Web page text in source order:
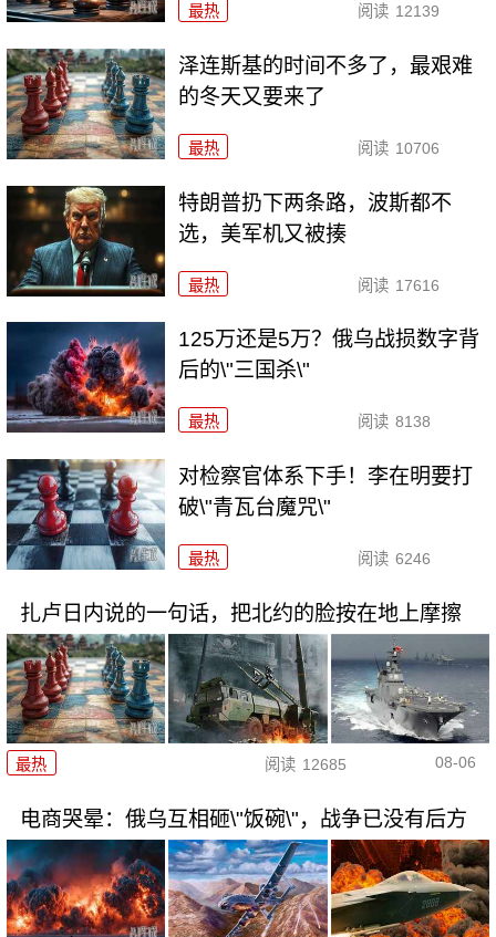
最热 阅读 12139
泽连斯基的时间不多了，最艰难
的冬天又要来了
最热 阅读 10706
特朗普扔下两条路，波斯都不
选，美军机又被揍
最热 阅读 17616
125万还是5万？俄乌战损数字背
后的\"三国杀\"
最热 阅读 8138
对检察官体系下手！李在明要打
破\"青瓦台魔咒\"
最热 阅读 6246
扎卢日内说的一句话，把北约的脸按在地上摩擦
最热 阅读 12685 08-06
电商哭晕：俄乌互相砸\"饭碗\"，战争已没有后方